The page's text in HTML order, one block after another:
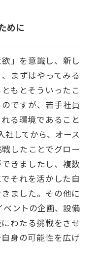
めに
」を意識し、新し
まずはやってみる
もとそういったこ
ですが、若手社員
る環境であること
社してから、オース
したことでグロー
きましたし、複数
それを活かした自
ました。その他に
ベントの企画、設備
わたる挑戦をさせ
身の可能性を広げ